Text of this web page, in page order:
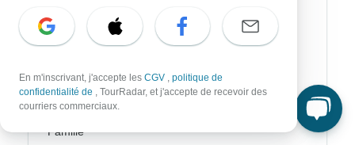
Voyages Culturel
Autocar / Bus
Train Et Rail
Plage
Famille
En m'inscrivant, j'accepte les CGV , politique de
confidentialité de , TourRadar, et j'accepte de recevoir des
courriers commerciaux.